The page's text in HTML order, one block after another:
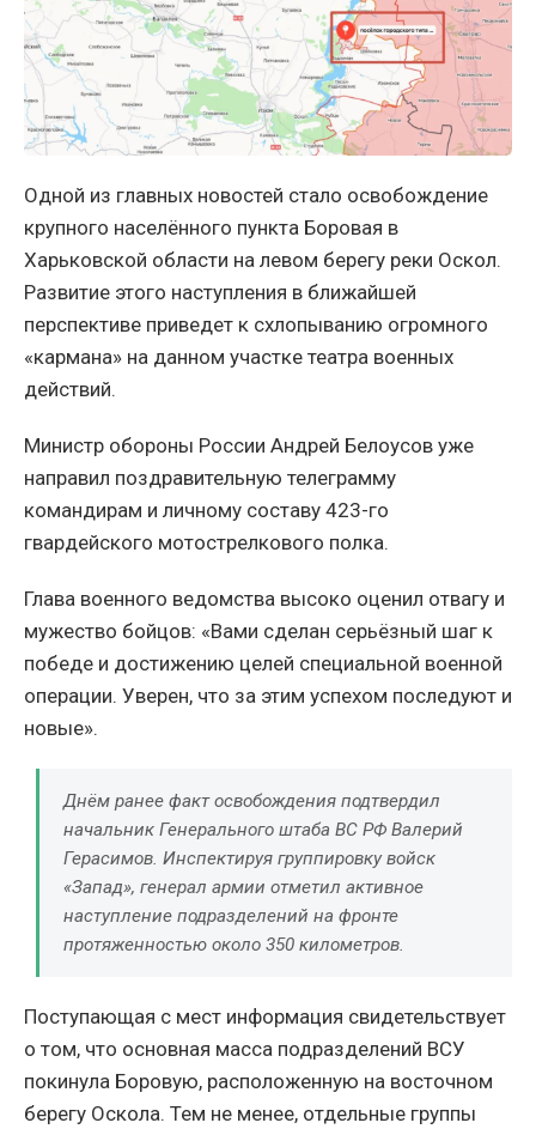
Одной из главных новостей стало освобождение
крупного населённого пункта Боровая в
Харьковской области на левом берегу реки Оскол.
Развитие этого наступления в ближайшей
перспективе приведет к схлопыванию огромного
«кармана» на данном участке театра военных
действий.
Министр обороны России Андрей Белоусов уже
направил поздравительную телеграмму
командирам и личному составу 423-го
гвардейского мотострелкового полка.
Глава военного ведомства высоко оценил отвагу и
мужество бойцов: «Вами сделан серьёзный шаг к
победе и достижению целей специальной военной
операции. Уверен, что за этим успехом последуют и
новые».
Днём ранее факт освобождения подтвердил
начальник Генерального штаба ВС РФ Валерий
Герасимов. Инспектируя группировку войск
«Запад», генерал армии отметил активное
наступление подразделений на фронте
протяженностью около 350 километров.
Поступающая с мест информация свидетельствует
о том, что основная масса подразделений ВСУ
покинула Боровую, расположенную на восточном
берегу Оскола. Тем не менее, отдельные группы